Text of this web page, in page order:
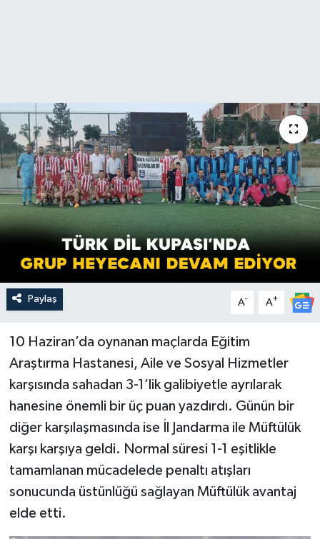
Paylaş A- A+
10 Haziran’da oynanan maçlarda Eğitim
Araştırma Hastanesi, Aile ve Sosyal Hizmetler
karşısında sahadan 3-1’lik galibiyetle ayrılarak
hanesine önemli bir üç puan yazdırdı. Günün bir
diğer karşılaşmasında ise İl Jandarma ile Müftülük
karşı karşıya geldi. Normal süresi 1-1 eşitlikle
tamamlanan mücadelede penaltı atışları
sonucunda üstünlüğü sağlayan Müftülük avantaj
elde etti.